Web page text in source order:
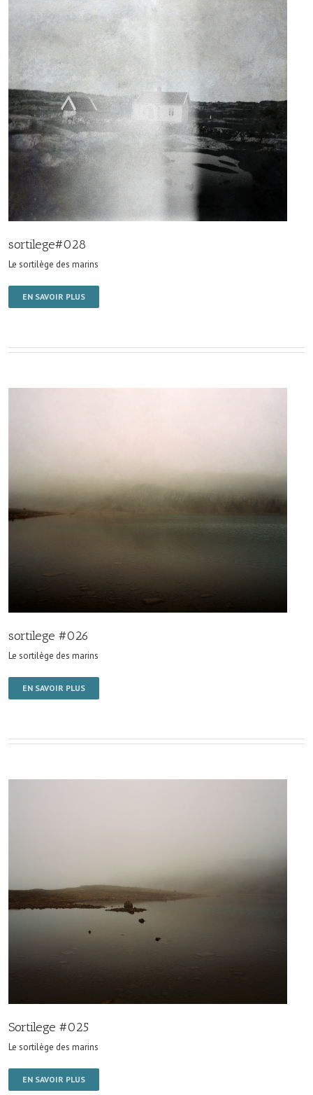
sortilege#028
Le sortilège des marins
EN SAVOIR PLUS
sortilege #026
Le sortilège des marins
EN SAVOIR PLUS
Sortilege #025
Le sortilège des marins
EN SAVOIR PLUS